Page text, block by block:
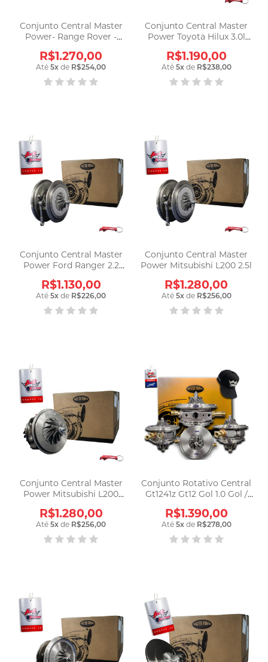
Conjunto Central Master
Power- Range Rover -
R$1.270,00
Até5x de R$254,00
Conjunto Central Master
Power Toyota Hilux 3.0l
R$1.190,00
Até 5xde R$238,00
Conjunto Central Master
Power Ford Ranger 2.2
R$1.130,00
Até5x de R$226,00
Conjunto Central Master
Power Mitsubishi L200 2.5l
R$1.280,00
Até 5xde R$256,00
Conjunto Central Master
Power Mitsubishi L200
R$1.280,00
Até5x de R$256,00
Conjunto Rotativo Central
Gt1241z Gt12 Gol 1.0 Gol /
R$1.390,00
Até 5xde R$278,00